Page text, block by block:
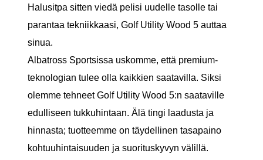
Halusitpa sitten viedä pelisi uudelle tasolle tai
parantaa tekniikkaasi, Golf Utility Wood 5 auttaa
sinua.
Albatross Sportsissa uskomme, että premium-
teknologian tulee olla kaikkien saatavilla. Siksi
olemme tehneet Golf Utility Wood 5:n saataville
edulliseen tukkuhintaan. Älä tingi laadusta ja
hinnasta; tuotteemme on täydellinen tasapaino
kohtuuhintaisuuden ja suorituskyvyn välillä.